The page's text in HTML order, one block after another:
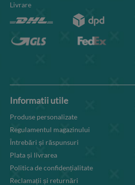
Livrare
Informatii utile
Produse personalizate
Regulamentul magazinului
Întrebări și răspunsuri
Plata și livrarea
Politica de confidențialitate
Reclamații și returnări